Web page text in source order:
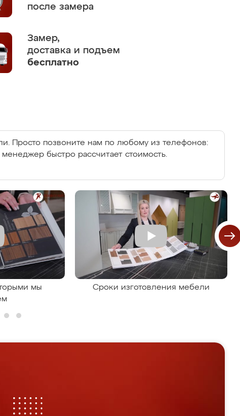
после замера
Замер,
доставка и подъем
бесплатно
Просто позвоните нам по любому из телефонов:
быстро рассчитает стоимость.
мы
Сроки изготовления мебели